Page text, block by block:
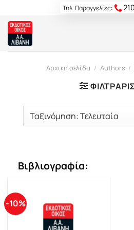
content
Τηλ. Παραγγελίες:
Αρχική σελίδα / Authors /
Βιβλιογραφία:
-10%